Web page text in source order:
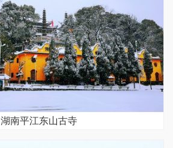
湖南平江东山古寺